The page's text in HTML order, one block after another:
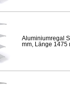
Aluminiumregal
mm, Länge 1475